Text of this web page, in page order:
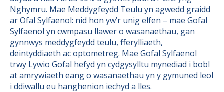
Nghymru. Mae Meddygfeydd Teulu yn agwedd graidd
ar Ofal Sylfaenol: nid hon yw’r unig elfen – mae Gofal
Sylfaenol yn cwmpasu llawer o wasanaethau, gan
gynnwys meddygfeydd teulu, fferylliaeth,
deintyddiaeth ac optometreg. Mae Gofal Sylfaenol
trwy Lywio Gofal hefyd yn cydgysylltu mynediad i bobl
at amrywiaeth eang o wasanaethau yn y gymuned leol
i ddiwallu eu hanghenion iechyd a lles.